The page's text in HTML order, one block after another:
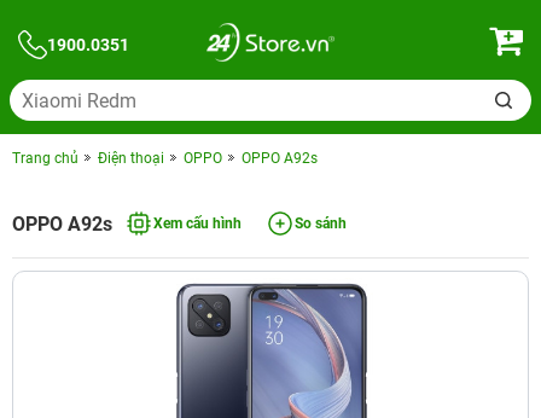
1900.0351
Trang chủ Điện thoại OPPO OPPO A92s
OPPO A92s Xem cấu hình So sánh